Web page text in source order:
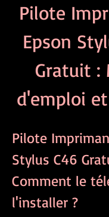
Pilote
Epson
Gratuit :
d'emploi
Pilote
Stylus C46
Comment le
l'installer ?